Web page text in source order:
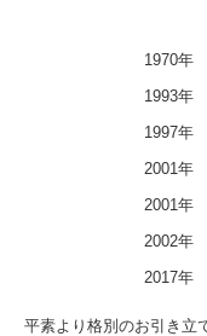
スタッフイ
募集要項
お知らせ
1970
1993
1997
2001
2001
2017年
平素より格別のお引き立